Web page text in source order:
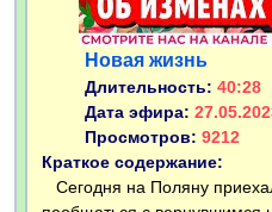
Новая жизнь
Длительность: 40:28
Дата эфира:
Просмотров: 9212
Краткое содержание:
Сегодня на Поляну